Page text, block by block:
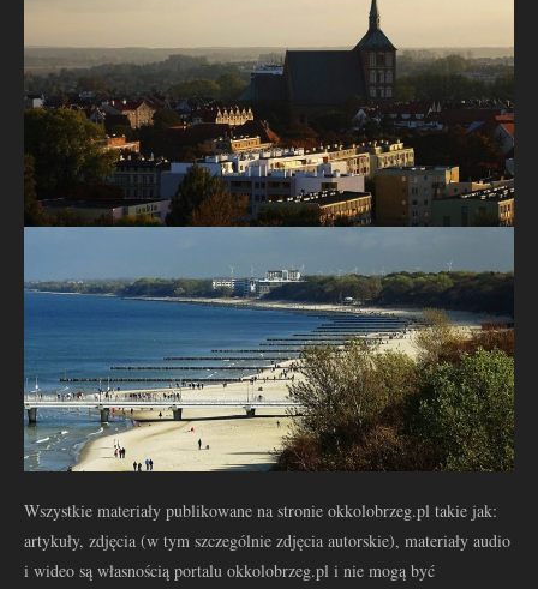
Wszystkie materiały publikowane na stronie okkolobrzeg.pl takie jak:
artykuły, zdjęcia (w tym szczególnie zdjęcia autorskie), materiały audio
i wideo są własnością portalu okkolobrzeg.pl i nie mogą być